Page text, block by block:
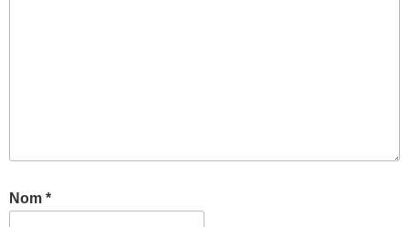
Nom *